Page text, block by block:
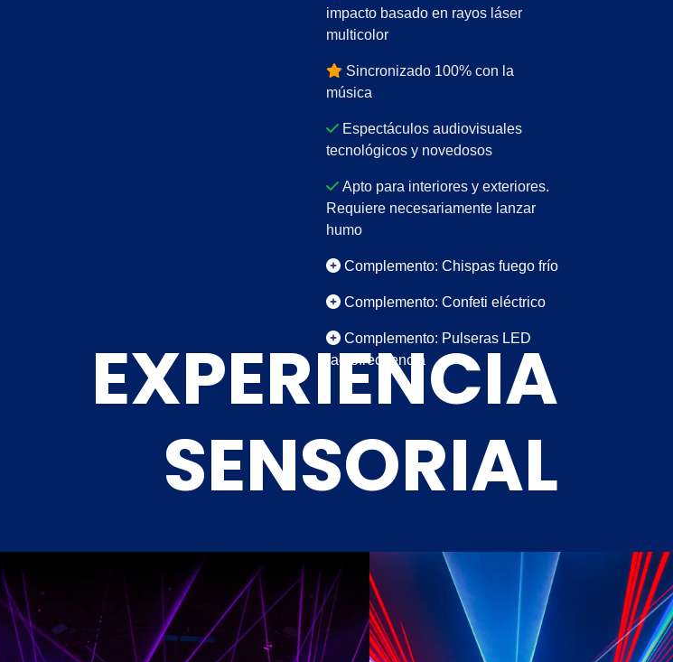
EXPERIENCIA
SENSORIAL
impacto basado en rayos láser
multicolor
Sincronizado 100% con la
música
Espectáculos audiovisuales
tecnológicos y novedosos
Apto para interiores y exteriores.
Requiere necesariamente lanzar
humo
Complemento: Chispas fuego frío
Complemento: Confeti eléctrico
Complemento: Pulseras LED
radiofrecuencia